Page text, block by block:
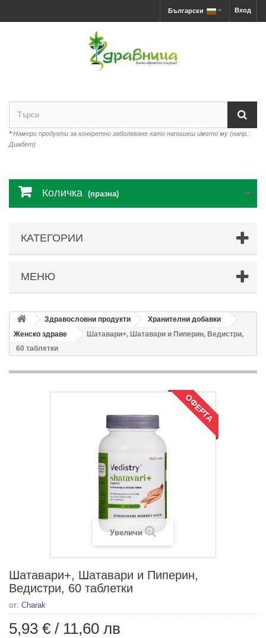
Вход
Български
*Намери продукти за конкретно заболяване като напишеш името му (напр.:
Диабет)
Количка (празна)
КАТЕГОРИИ
МЕНЮ
Здравословни продукти
Хранителни добавки
Женско здраве
Шатавари+, Шатавари и Пиперин, Ведистри,
60 таблетки
ОФЕРТА
Увеличи
Шатавари+, Шатавари и Пиперин,
Ведистри, 60 таблетки
от: Charak
5,93 € / 11,60 лв